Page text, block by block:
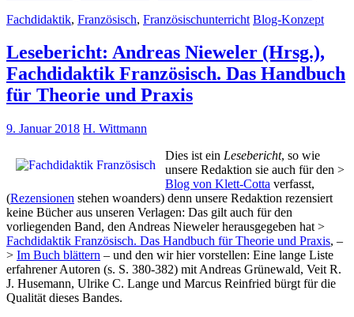
Fachdidaktik, Französisch, Französischunterricht Blog-Konzept
Lesebericht: Andreas Nieweler (Hrsg.),
Fachdidaktik Französisch. Das Handbuch
für Theorie und Praxis
9. Januar 2018 H. Wittmann
Dies ist ein Lesebericht, so wie
unsere Redaktion sie auch für den >
Blog von Klett-Cotta verfasst,
(Rezensionen stehen woanders) denn unsere Redaktion rezensiert
keine Bücher aus unseren Verlagen: Das gilt auch für den
vorliegenden Band, den Andreas Nieweler herausgegeben hat >
Fachdidaktik Französisch. Das Handbuch für Theorie und Praxis, –
> Im Buch blättern – und den wir hier vorstellen: Eine lange Liste
erfahrener Autoren (s. S. 380-382) mit Andreas Grünewald, Veit R.
J. Husemann, Ulrike C. Lange und Marcus Reinfried bürgt für die
Qualität dieses Bandes.